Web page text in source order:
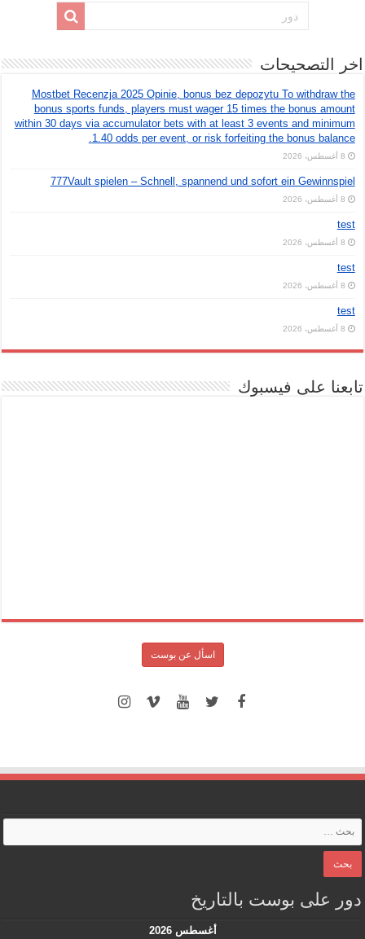
اخر التصحيحات
Mostbet Recenzja 2025 Opinie, bonus bez depozytu To withdraw the
bonus sports funds, players must wager 15 times the bonus amount
within 30 days via accumulator bets with at least 3 events and minimum
1.40 odds per event, or risk forfeiting the bonus balance.
8 أغسطس، 2026
777Vault spielen – Schnell, spannend und sofort ein Gewinnspiel
8 أغسطس، 2026
test
8 أغسطس، 2026
test
8 أغسطس، 2026
test
8 أغسطس، 2026
تابعنا على فيسبوك
اسأل عن بوست
دور على بوست بالتاريخ
أغسطس 2026